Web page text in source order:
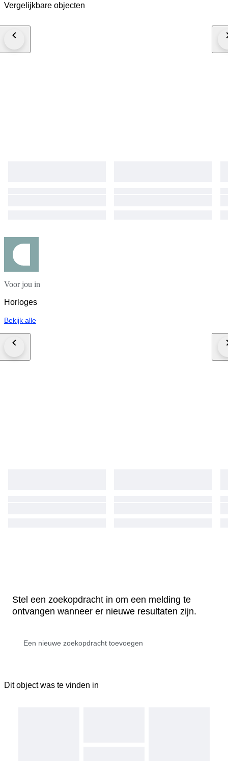
sure that the items finds you as soon as possible (takes usually 3-5 days
Vergelijkbare objecten
Voor jou in
Horloges
Bekijk alle
Stel een zoekopdracht in om een melding te
ontvangen wanneer er nieuwe resultaten zijn.
Dit object was te vinden in